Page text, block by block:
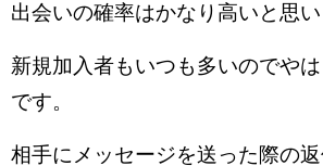
出会いの確率はかなり高いと思い
新規加入者もいつも多いのでや
です。
相手にメッセージを送った際の